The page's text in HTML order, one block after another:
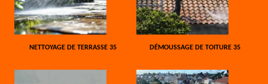
NETTOYAGE DE TERRASSE 35 DÉMOUSSAGE DE TOITURE 35